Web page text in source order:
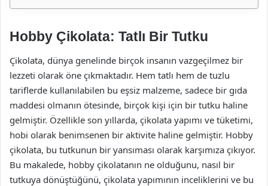
Hobby Çikolata: Tatlı Bir Tutku
Çikolata, dünya genelinde birçok insanın vazgeçilmez bir
lezzeti olarak öne çıkmaktadır. Hem tatlı hem de tuzlu
tariflerde kullanılabilen bu eşsiz malzeme, sadece bir gıda
maddesi olmanın ötesinde, birçok kişi için bir tutku haline
gelmiştir. Özellikle son yıllarda, çikolata yapımı ve tüketimi,
hobi olarak benimsenen bir aktivite haline gelmiştir. Hobby
çikolata, bu tutkunun bir yansıması olarak karşımıza çıkıyor.
Bu makalede, hobby çikolatanın ne olduğunu, nasıl bir
tutkuya dönüştüğünü, çikolata yapımının inceliklerini ve bu